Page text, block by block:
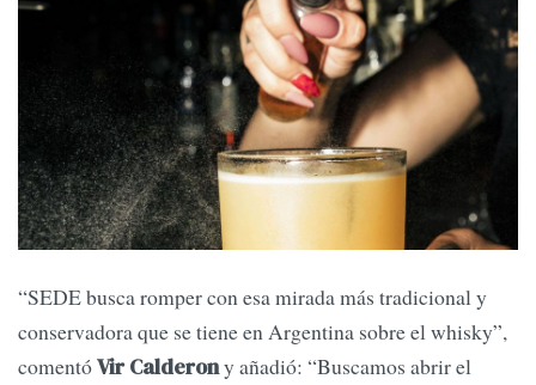
“SEDE busca romper con esa mirada más tradicional y
conservadora que se tiene en Argentina sobre el whisky”,
comentóVir Calderony añadió: “Buscamos abrir el